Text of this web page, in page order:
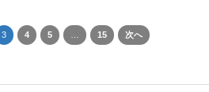
3 4 5 … 15 次へ